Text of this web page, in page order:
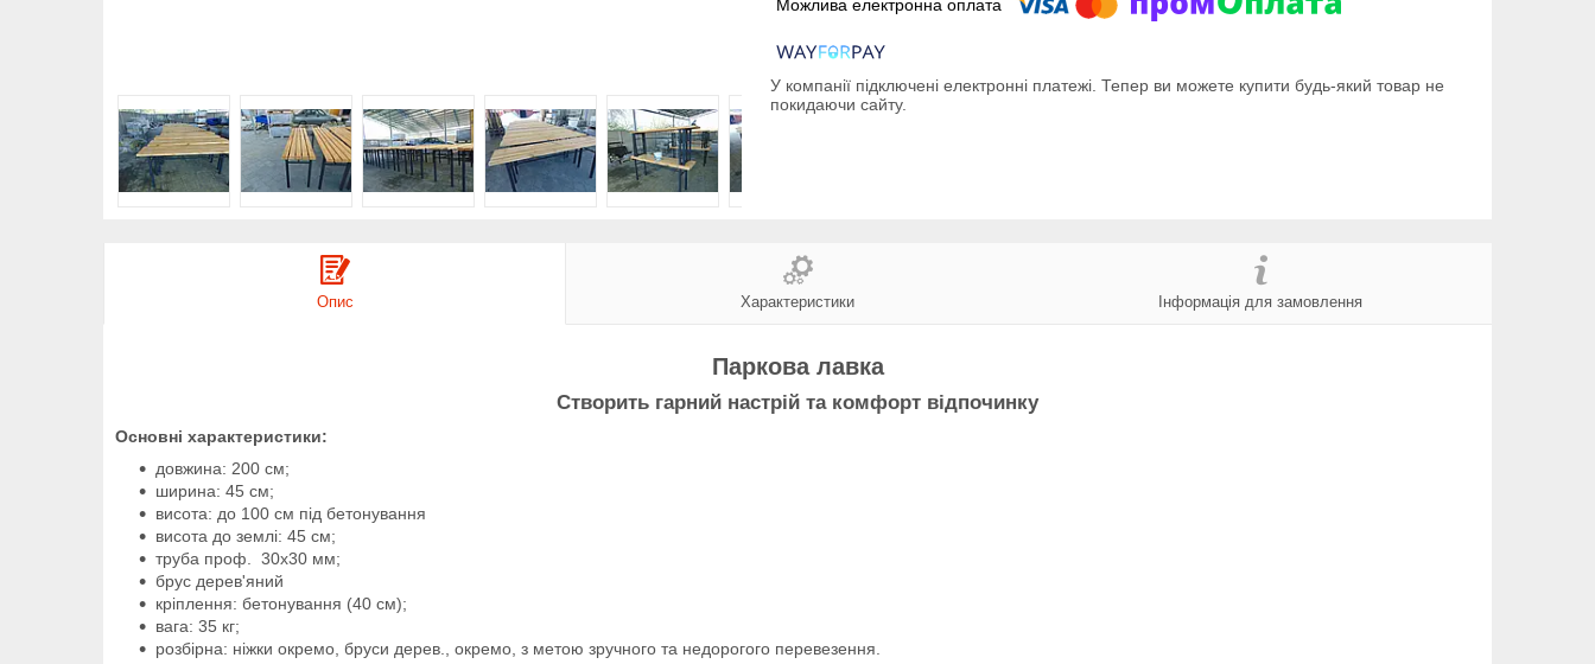
У компанії підключені електронні платежі. Тепер ви можете купити будь-який товар не
покидаючи сайту.
Опис Характеристики Інформація для замовлення
Паркова лавка
Створить гарний настрій та комфорт відпочинку
Основні характеристики:
довжина: 200 см;
ширина: 45 см;
висота: до 100 см під бетонування
висота до землі: 45 см;
труба проф. 30х30 мм;
брус дерев'яний
кріплення: бетонування (40 см);
вага: 35 кг;
розбірна: ніжки окремо, бруси дерев., окремо, з метою зручного та недорогого перевезення.